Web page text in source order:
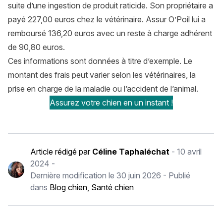
suite d’une ingestion de produit raticide. Son propriétaire a
payé 227,00 euros chez le vétérinaire. Assur O’Poil lui a
remboursé 136,20 euros avec un reste à charge adhérent
de 90,80 euros.
Ces informations sont données à titre d’exemple. Le
montant des frais peut varier selon les vétérinaires, la
prise en charge de la maladie ou l’accident de l’animal.
Assurez votre chien en un instant !
Article rédigé par Céline Taphaléchat -10 avril
2024 -
Dernière modification le30 juin 2026 - Publié
dans Blog chien, Santé chien